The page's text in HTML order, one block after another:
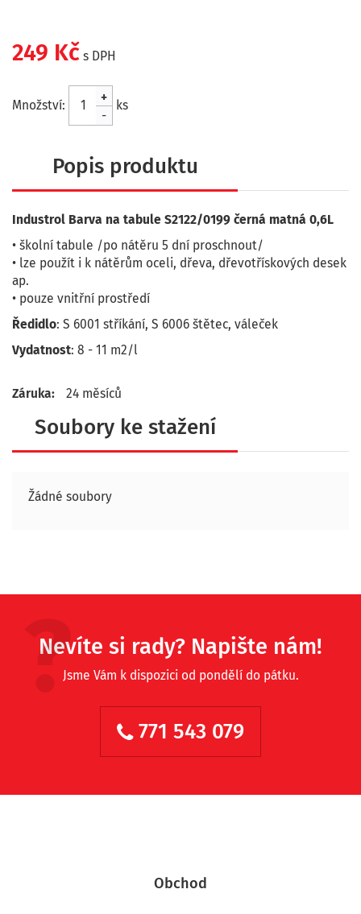
249 Kč s DPH
Množství:
-
+
ks
Popis produktu
Industrol Barva na tabule S2122/0199 černá matná 0,6L
• školní tabule /po nátěru 5 dní proschnout/
• lze použít i k nátěrům oceli, dřeva, dřevotřískových desek
ap.
• pouze vnitřní prostředí
Ředidlo: S 6001 stříkání, S 6006 štětec, váleček
Vydatnost: 8 - 11 m2/l
Záruka: 24 měsíců
Soubory ke stažení
Žádné soubory
Nevíte si rady? Napište nám!
Jsme Vám k dispozici od pondělí do pátku.
771 543 079
Obchod